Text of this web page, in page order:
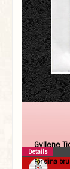
Gyllene
För dina
Details